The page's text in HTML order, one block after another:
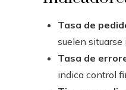
Tasa de
suelen situarse
Tasa de
indica control